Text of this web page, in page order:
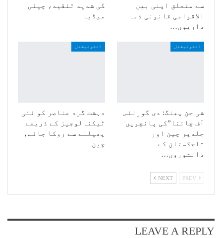
سے متعلق اپنی بین
الاقوامی قانونی ذمہ
داریوں…
کی شدید تنقید، چینی
میڈیا
انٹرنیشنل
شی جن پھنگ: دی گورننس
آف چائنا”کی پانچویں
جلدپر چین اور
تاجکستان کے
دانشوروں…
انٹرنیشنل
دہشت گرد عناصر کو نئی
ٹیکنالوجیز کے ذریعے
پھیلنے سے روکا جائے،
چین
NEXT
LEAVE A REPLY